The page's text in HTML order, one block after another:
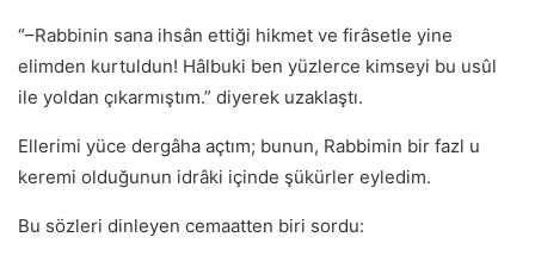
“–Rabbinin sana ihsân ettiği hikmet ve firâsetle yine
elimden kurtuldun! Hâlbuki ben yüzlerce kimseyi bu usûl
ile yoldan çıkarmıştım.” diyerek uzaklaştı.
Ellerimi yüce dergâha açtım; bunun, Rabbimin bir fazl u
keremi olduğunun idrâki içinde şükürler eyledim.
Bu sözleri dinleyen cemaatten biri sordu: